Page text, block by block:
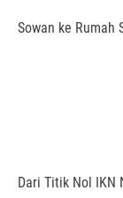
Sowan ke Rumah
Dari Titik Nol IKN